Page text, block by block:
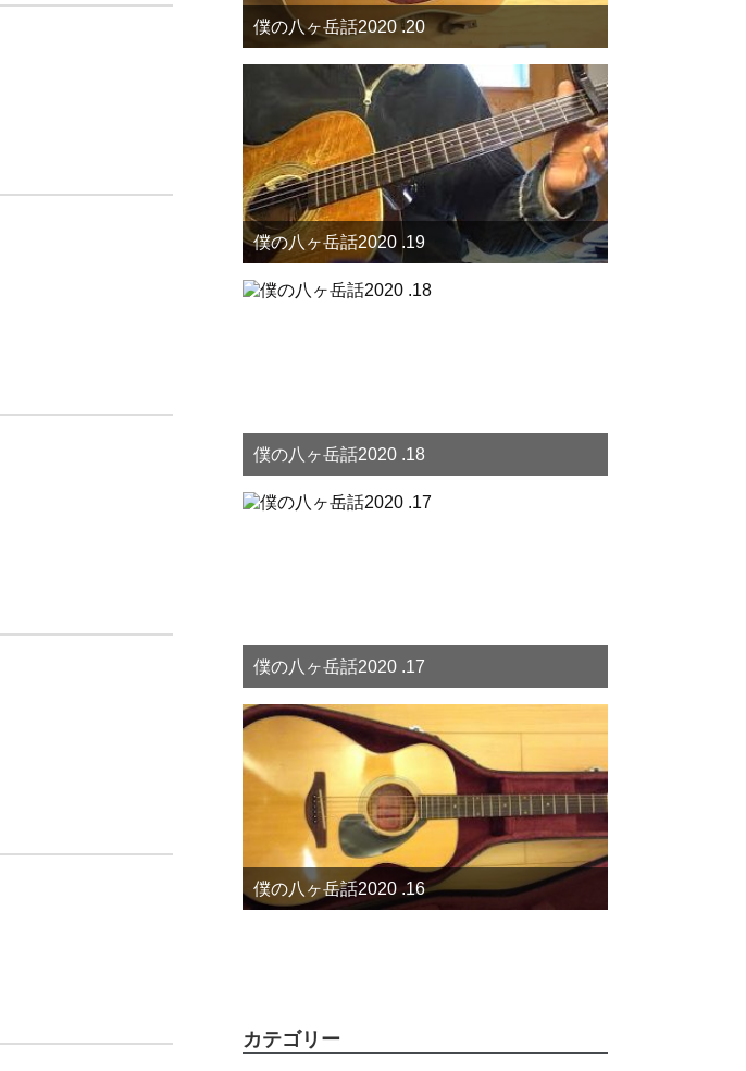
僕の八ヶ岳話2020 .20
僕の八ヶ岳話2020 .19
僕の八ヶ岳話2020 .18
僕の八ヶ岳話2020 .17
僕の八ヶ岳話2020 .16
カテゴリー